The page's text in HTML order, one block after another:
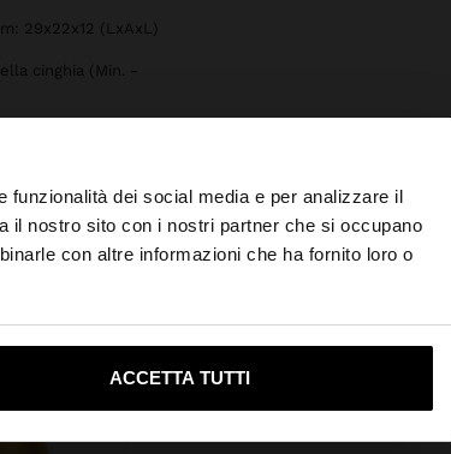
dei social media e per analizzare il
il nostro sito con i nostri partner che si occupano
con altre informazioni che ha fornito loro o
ACCETTA TUTTI
×
sito United States?
Sì, portami su United States
29x22x12 (LxAxL)
cinghia (Min. -